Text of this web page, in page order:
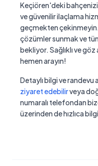
Keçiören'deki
ve güvenilir ilaçlama
geçmekten
çözümler sunmak ve
bekliyor. Sağlıklı ve göz
hemen arayın!
Detaylı bilgi ve randevu
ziyaret edebilirveya
numaralı telefondan
üzerinden de hızlıca